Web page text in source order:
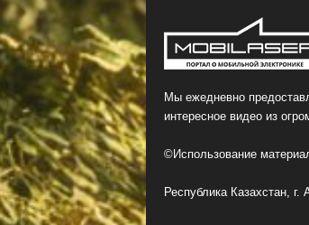
Мы ежедневно
интересное видео из
©Использование
Республика Казахстан,